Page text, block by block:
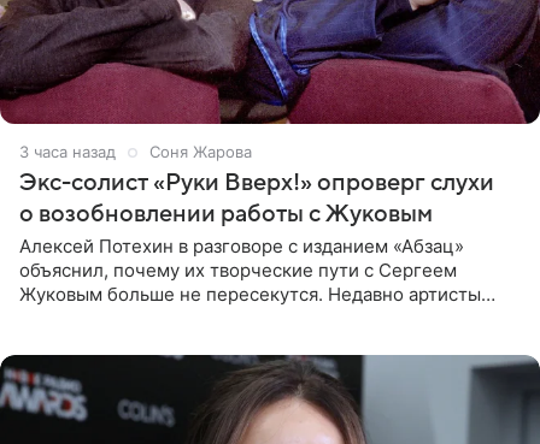
3 часа назад Соня Жарова
Экс-солист «Руки Вверх!» опроверг слухи
о возобновлении работы с Жуковым
Алексей Потехин в разговоре с изданием «Абзац»
объяснил, почему их творческие пути с Сергеем
Жуковым больше не пересекутся. Недавно артисты